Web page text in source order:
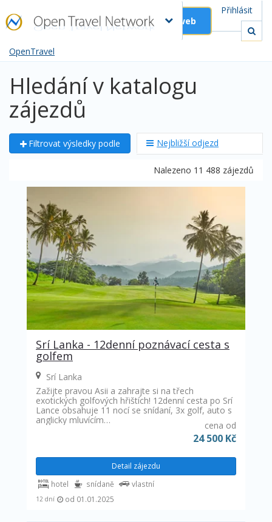
Přihlásit
Založit web
OpenTravel
Hledání v katalogu
zájezdů
Filtrovat výsledky podle Nejbližší odjezd
Nalezeno 11 488 zájezdů
Srí Lanka - 12denní poznávací cesta s
golfem
Srí Lanka
Zažijte pravou Asii a zahrajte si na třech
exotických golfových hřištích! 12denní cesta po Srí
Lance obsahuje 11 nocí se snídaní, 3x golf, auto s
anglicky mluvícím…
cena od
24 500 Kč
Detail zájezdu
hotel snídaně
vlastní
od 01.01.2025
12 dní